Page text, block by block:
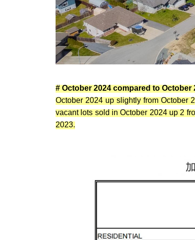
# October 2024 compared to October
October 2024 up slightly from October
vacant lots sold in October 2024 up 2
2023.